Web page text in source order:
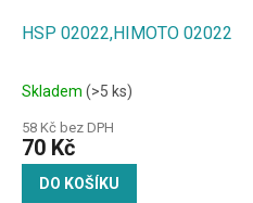
HSP 02022,HIMOTO 02022
Skladem (>5 ks)
58 Kč bez DPH
70 Kč
DO KOŠÍKU